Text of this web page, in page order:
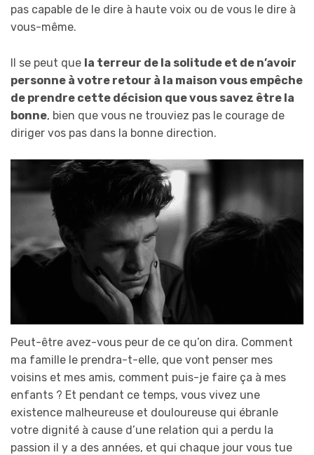
pas capable de le dire à haute voix ou de vous le dire à
vous-même.
Il se peut que la terreur de la solitude et de n’avoir
personne à votre retour à la maison vous empêche
de prendre cette décision que vous savez être la
bonne, bien que vous ne trouviez pas le courage de
diriger vos pas dans la bonne direction.
Peut-être avez-vous peur de ce qu’on dira. Comment
ma famille le prendra-t-elle, que vont penser mes
voisins et mes amis, comment puis-je faire ça à mes
enfants ? Et pendant ce temps, vous vivez une
existence malheureuse et douloureuse qui ébranle
votre dignité à cause d’une relation qui a perdu la
passion il y a des années, et qui chaque jour vous tue